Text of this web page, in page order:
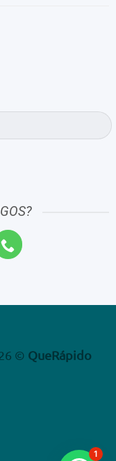
© QueRápido
1